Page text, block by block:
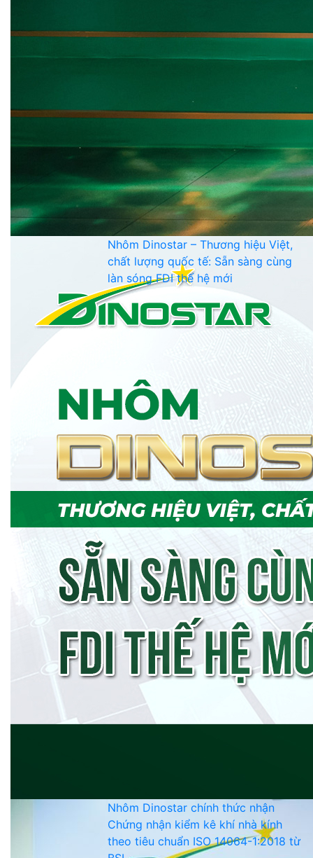
Nhôm Dinostar – Thương hiệu Việt,
chất lượng quốc tế: Sẵn sàng cùng
làn sóng FDI thế hệ mới
Nhôm Dinostar chính thức nhận
Chứng nhận kiểm kê khí nhà kính
theo tiêu chuẩn ISO 14064-1:2018 từ